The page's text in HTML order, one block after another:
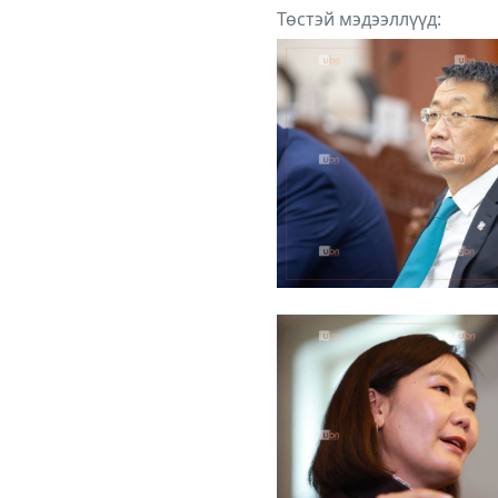
СЕХ хэлэлцэх
гэж ҮЗСЭН
БАЙНА
Төстэй мэдээллүүд: